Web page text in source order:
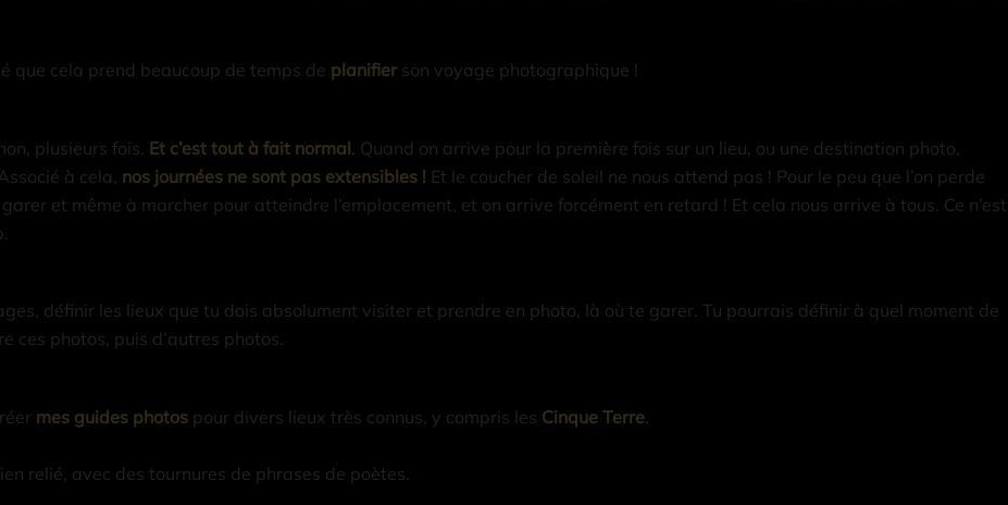
que cela prend beaucoup de temps de planifier son voyage photographique !
plusieurs fois. Et c’est tout à fait normal. Quand on arrive pour la première fois sur un lieu, ou une destination photo,
à cela, nos journées ne sont pas extensibles ! Et le coucher de soleil ne nous attend pas ! Pour le peu que l’on perde
et même à marcher pour atteindre l’emplacement, et on arrive forcément en retard ! Et cela nous arrive à tous. Ce n’est
définir les lieux que tu dois absolument visiter et prendre en photo, là où te garer. Tu pourrais définir à quel moment de
ces photos, puis d’autres photos.
mes guides photos pour divers lieux très connus, y compris les Cinque Terre.
relié, avec des tournures de phrases de poètes.